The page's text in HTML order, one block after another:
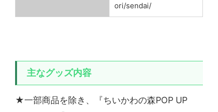
ori/sendai/
主なグッズ内容
★一部商品を除き、『ちいかわの森POP UP